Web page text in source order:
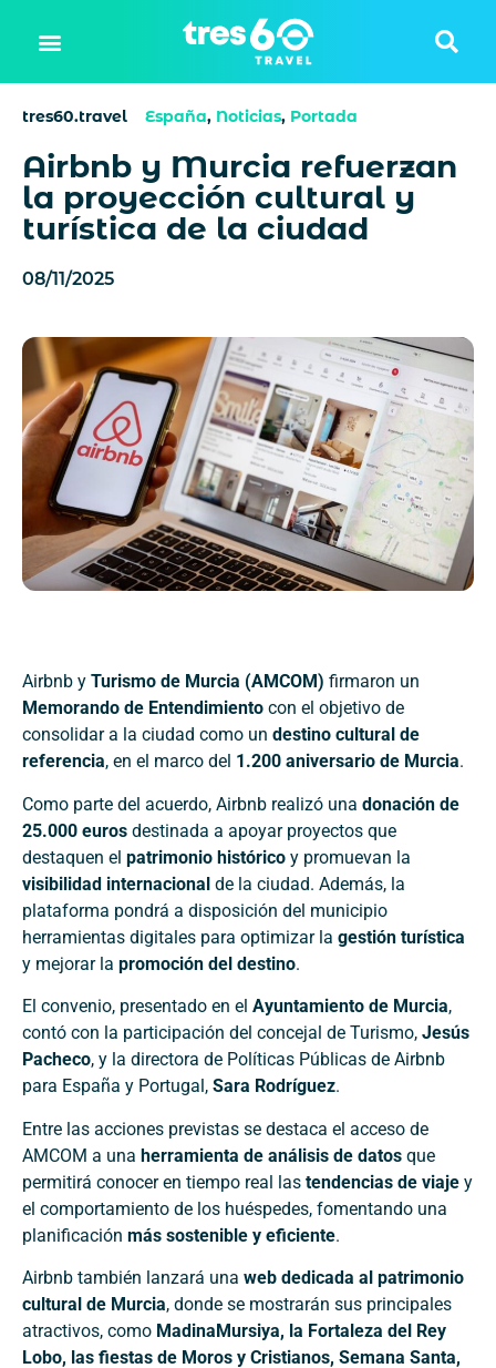
tres60.travel España, Noticias, Portada
Airbnb y Murcia refuerzan
la proyección cultural y
turística de la ciudad
08/11/2025
Airbnb y Turismo de Murcia (AMCOM) firmaron un
Memorando de Entendimiento con el objetivo de
consolidar a la ciudad como un destino cultural de
referencia, en el marco del 1.200 aniversario de Murcia.
Como parte del acuerdo, Airbnb realizó una donación de
25.000 euros destinada a apoyar proyectos que
destaquen el patrimonio histórico y promuevan la
visibilidad internacional de la ciudad. Además, la
plataforma pondrá a disposición del municipio
herramientas digitales para optimizar la gestión turística
y mejorar la promoción del destino.
El convenio, presentado en el Ayuntamiento de Murcia,
contó con la participación del concejal de Turismo, Jesús
Pacheco, y la directora de Políticas Públicas de Airbnb
para España y Portugal, Sara Rodríguez.
Entre las acciones previstas se destaca el acceso de
AMCOM a una herramienta de análisis de datos que
permitirá conocer en tiempo real las tendencias de viaje y
el comportamiento de los huéspedes, fomentando una
planificación más sostenible y eficiente.
Airbnb también lanzará una web dedicada al patrimonio
cultural de Murcia, donde se mostrarán sus principales
atractivos, como MadinaMursiya, la Fortaleza del Rey
Lobo, las fiestas de Moros y Cristianos, Semana Santa,